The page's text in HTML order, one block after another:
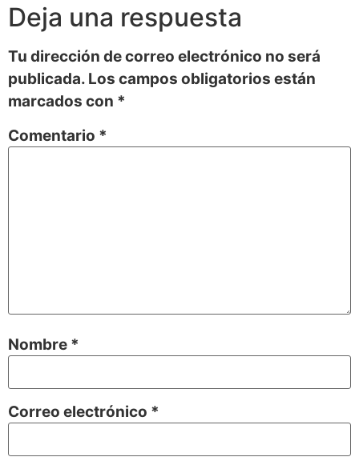
Deja una respuesta
Tu dirección de correo electrónico no será
publicada. Los campos obligatorios están
marcados con *
Comentario *
Nombre *
Correo electrónico *